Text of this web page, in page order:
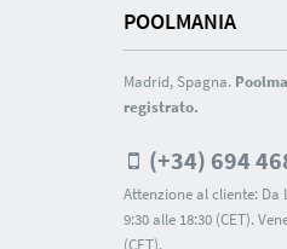
POOLMANIA
Madrid, Spagna.
registrato.
(+34) 694
Attenzione al cliente: Da
9:30 alle 18:30 (CET).
(CET).